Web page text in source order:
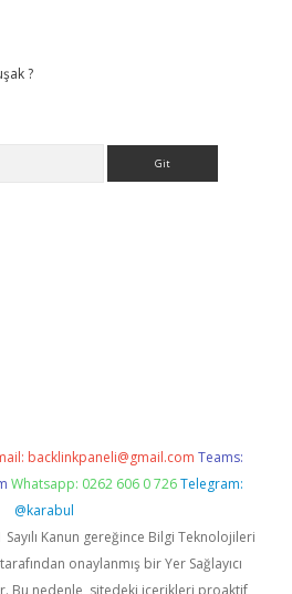
?
backlinkpaneli@gmail.com Teams:
Whatsapp: 0262 606 0 726 Telegram:
@karabul
Sayılı Kanun gereğince Bilgi Teknolojileri
onaylanmış bir Yer Sağlayıcı
Bu nedenle, sitedeki içerikleri proaktif